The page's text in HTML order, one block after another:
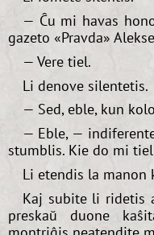
— Ĉu mi havas
gazeto «Pravda»
— Vere tiel.
Li denove silentetis.
— Sed, eble, kun
— Eble, —
stumblis. Kie do mi
Li etendis la manon
Kaj subite li ridetis
preskaŭ duone